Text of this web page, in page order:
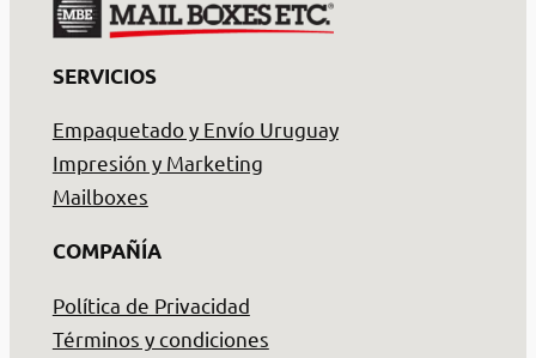
SERVICIOS
Empaquetado y Envío Uruguay
Impresión y Marketing
Mailboxes
COMPAÑÍA
Política de Privacidad
Términos y condiciones